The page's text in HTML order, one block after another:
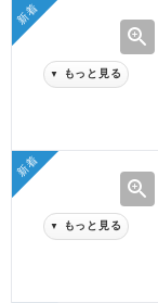
新着
zoom_in
▼ もっと見る
新着
zoom_in
▼ もっと見る